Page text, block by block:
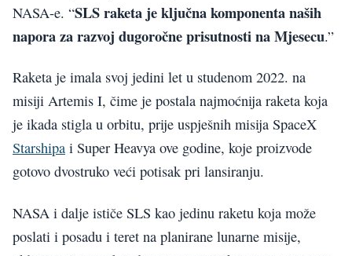
NASA-e. “SLS raketa je ključna komponenta naših
napora za razvoj dugoročne prisutnosti na Mjesecu.”
Raketa je imala svoj jedini let u studenom 2022. na
misiji Artemis I, čime je postala najmoćnija raketa koja
je ikada stigla u orbitu, prije uspješnih misija SpaceX
Starshipa i Super Heavya ove godine, koje proizvode
gotovo dvostruko veći potisak pri lansiranju.
NASA i dalje ističe SLS kao jedinu raketu koja može
poslati i posadu i teret na planirane lunarne misije,